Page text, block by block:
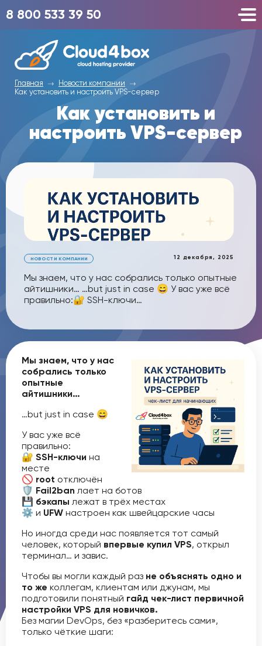
8 800 533 39 50
Главная
Новости компании
Как установить и настроить VPS-сервер
Как установить и
настроить VPS-сервер
12 декабря, 2025
НОВОСТИ КОМПАНИИ
Мы знаем, что у нас собрались только опытные
айтишники… …but just in case 😄 У вас уже всё
правильно:🔐 SSH-ключи…
Мы знаем, что у нас
собрались только
опытные
айтишники…
…but just in case 😄
У вас уже всё
правильно:
🔐 SSH-ключи на
месте
🚫 root отключён
🛡 Fail2ban лает на ботов
💾 бэкапы лежат в трёх местах
⚙️ и UFW настроен как швейцарские часы
Но иногда среди нас появляется тот самый
человек, который впервые купил VPS, открыл
терминал… и завис.
Чтобы вы могли каждый раз не объяснять одно и
то же коллегам, клиентам или джунам, мы
подготовили понятный гайд чек-лист первичной
настройки VPS для новичков.
Без магии DevOps, без «разберитесь сами»,
только чёткие шаги: